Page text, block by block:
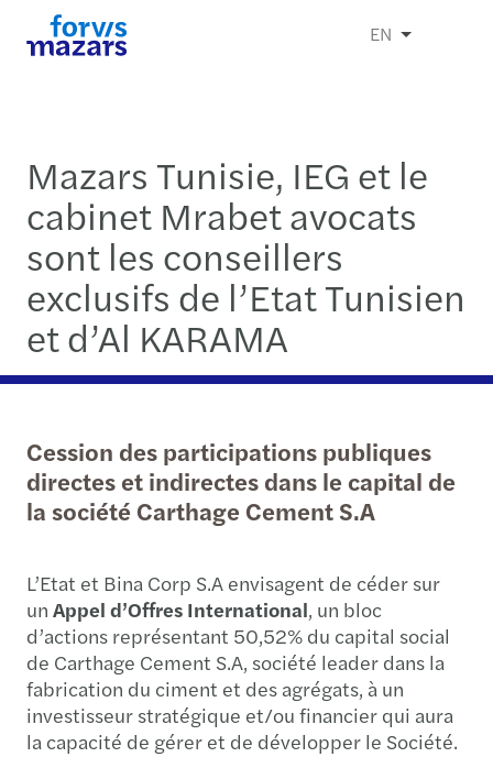
EN
Mazars Tunisie, IEG et le
cabinet Mrabet avocats
sont les conseillers
exclusifs de l’Etat Tunisien
et d’Al KARAMA
Cession des participations publiques
directes et indirectes dans le capital de
la société Carthage Cement S.A
L’Etat et Bina Corp S.A envisagent de céder sur
un Appel d’Offres International, un bloc
d’actions représentant 50,52% du capital social
de Carthage Cement S.A, société leader dans la
fabrication du ciment et des agrégats, à un
investisseur stratégique et/ou financier qui aura
la capacité de gérer et de développer le Société.